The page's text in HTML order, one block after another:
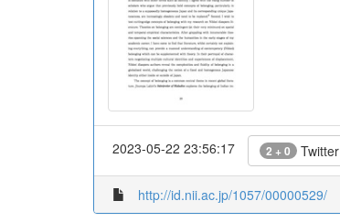
2023-05-22 23:56:17 2 + 0 Twitter
http://id.nii.ac.jp/1057/00000529/